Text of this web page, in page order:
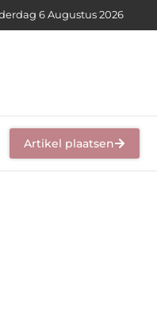
6 Augustus 2026
Artikel plaatsen